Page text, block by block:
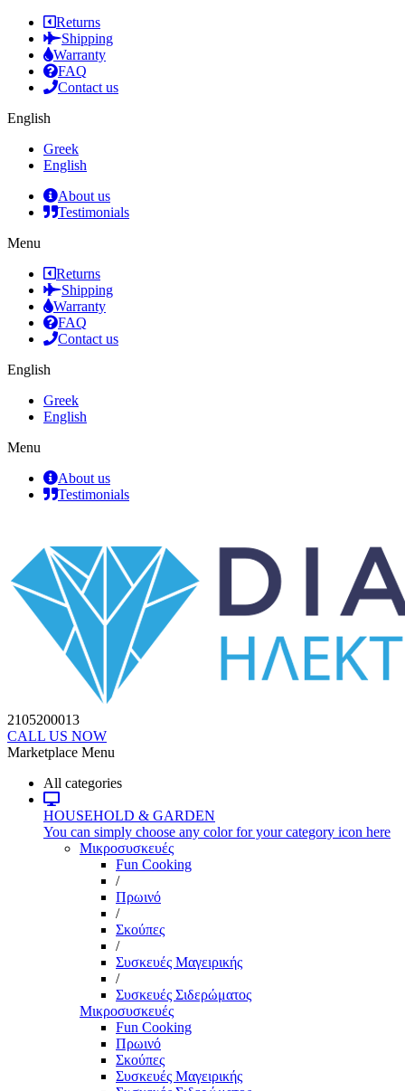
Returns
Shipping
Warranty
FAQ
Contact us
English
Greek
English
About us
Testimonials
Menu
Returns
Shipping
Warranty
FAQ
Contact us
English
Greek
English
Menu
About us
Testimonials
2105200013
CALL US NOW
Marketplace Menu
All categories
HOUSEHOLD & GARDEN
You can simply choose any color for your category icon here
Μικροσυσκευές
Fun Cooking
/
Πρωινό
/
Σκούπες
/
Συσκευές Μαγειρικής
/
Συσκευές Σιδερώματος
Μικροσυσκευές
Fun Cooking
Πρωινό
Σκούπες
Συσκευές Μαγειρικής